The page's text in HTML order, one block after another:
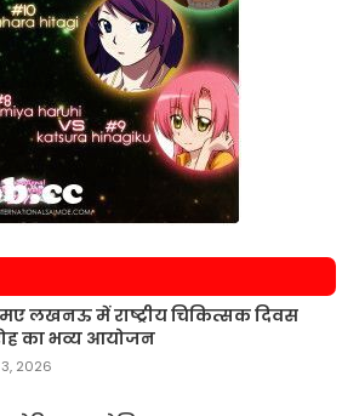
लखनऊ में राष्ट्रीय चिकित्सक दिवस
का भव्य आयोजन
2026